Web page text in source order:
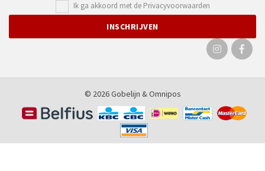
Ik ga akkoord met de Privacyvoorwaarden
© 2026 Gobelijn &Omnipos